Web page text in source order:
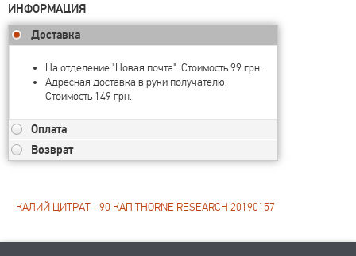
ИНФОРМАЦИЯ
Доставка
На отделение "Новая почта". Стоимость 99 грн.
Адресная доставка в руки получателю.
Стоимость 149 грн.
Оплата
Возврат
КАЛИЙ ЦИТРАТ - 90 КАП THORNE RESEARCH 20190157